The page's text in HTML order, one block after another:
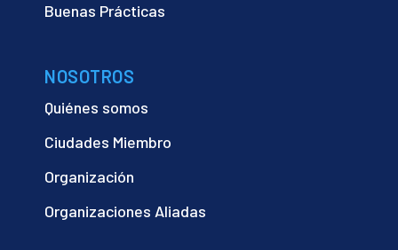
Buenas Prácticas
NOSOTROS
Quiénes somos
Ciudades Miembro
Organización
Organizaciones Aliadas